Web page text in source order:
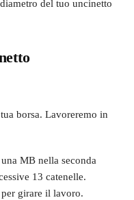
del tuo uncinetto
borsa. Lavoreremo in
MB nella seconda
13 catenelle.
girare il lavoro.